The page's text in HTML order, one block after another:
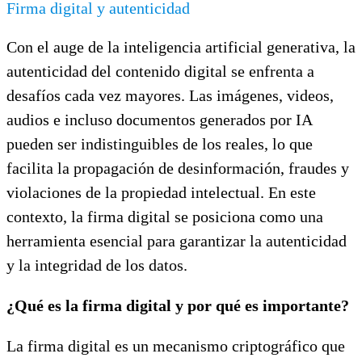
Firma digital y autenticidad
Con el auge de la inteligencia artificial generativa, la
autenticidad del contenido digital se enfrenta a
desafíos cada vez mayores. Las imágenes, videos,
audios e incluso documentos generados por IA
pueden ser indistinguibles de los reales, lo que
facilita la propagación de desinformación, fraudes y
violaciones de la propiedad intelectual. En este
contexto, la firma digital se posiciona como una
herramienta esencial para garantizar la autenticidad
y la integridad de los datos.
¿Qué es la firma digital y por qué es importante?
La firma digital es un mecanismo criptográfico que